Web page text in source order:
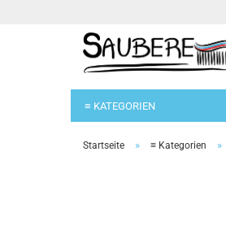
≡ KATEGORIEN
Startseite » ≡ Kategorien »